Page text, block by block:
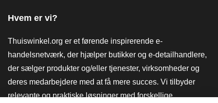
Hvem er vi?
Thuiswinkel.org er et førende inspirerende e-
handelsnetværk, der hjælper butikker og e-detailhandlere,
der sælger produkter og/eller tjenester, virksomheder og
deres medarbejdere med at få mere succes. Vi tilbyder
relevante og praktiske løsninger med forskellige